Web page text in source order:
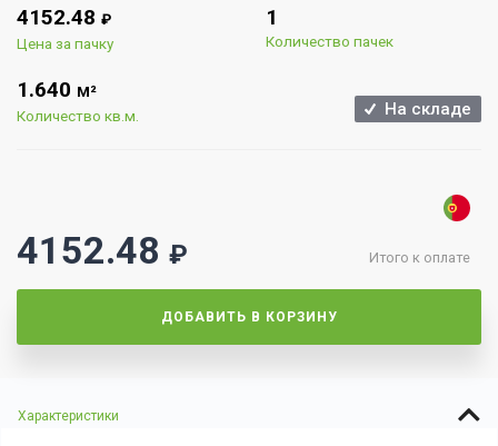
4152.48 ₽
Цена за пачку
1
Количество пачек
1.640 М²
Количество кв.м. На складе
Итого к оплате
4152.48 ₽
ДОБАВИТЬ В КОРЗИНУ
Характеристики